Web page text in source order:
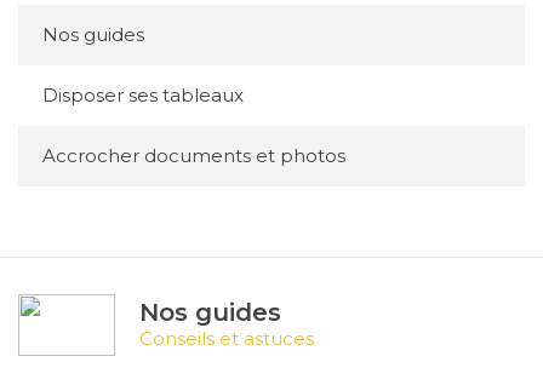
Nos guides
Disposer ses tableaux
Accrocher documents et photos
Nos guides
Conseils et astuces